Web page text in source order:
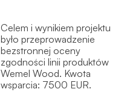
Celem i wynikiem projektu
było przeprowadzenie
bezstronnej oceny
zgodności linii produktów
Wemel Wood. Kwota
wsparcia: 7500 EUR.